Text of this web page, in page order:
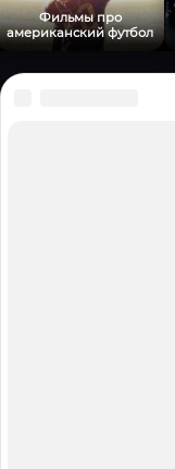
Фильмы про
американский футбол